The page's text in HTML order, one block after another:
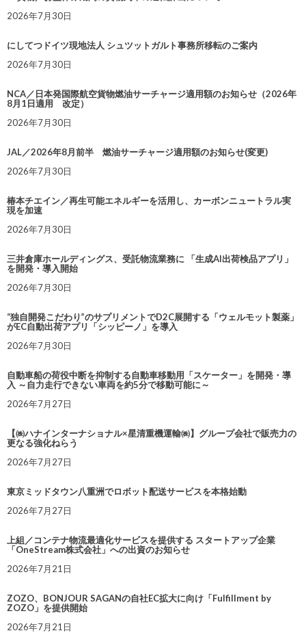
2026年7月30日
にしてつドイツ現地法人 シュツットガルト事務所移転のご案内
2026年7月30日
NCA／日本発国際航空貨物燃油サーチャージ適用額のお知らせ（2026年
8月1日適用 改定）
2026年7月30日
JAL／2026年8月前半 燃油サーチャージ適用額のお知らせ(変更)
2026年7月30日
椿本チエイン／再生可能エネルギーを活用し、カーボンニュートラル実
現を加速
2026年7月30日
三井倉庫ホールディングス、受託物流業務に 「生成AI出荷検品アプリ」
を開発・導入開始
2026年7月30日
“独自開発こだわり”のサプリメントでD2C展開する「ウェルモット製薬」
がEC自動出荷アプリ「シッピーノ」を導入
2026年7月30日
自動車船の荷役中断を抑制する自動車移動用「スケーター」を開発・導
入 ～自力走行できない車両を約5分で移動可能に～
2026年7月27日
【㈱ハナインターナショナル×星清重機運輸㈱】グループ会社で販売力の
更なる強化ねらう
2026年7月27日
東京ミッドタウン八重洲でロボット配送サービスを本格始動
2026年7月27日
上組／コンテナ物流最適化サービスを提供する スタートアップ企業
「OneStream株式会社」への出資のお知らせ
2026年7月21日
ZOZO、BONJOUR SAGANの自社EC拡大に向け「Fulfillment by
ZOZO」を提供開始
2026年7月21日